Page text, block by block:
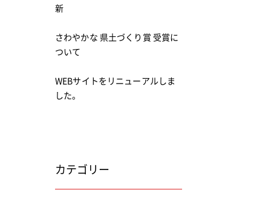
新
さわやかな 県土づくり賞 受賞に
ついて
WEBサイトをリニューアルしま
した。
カテゴリー